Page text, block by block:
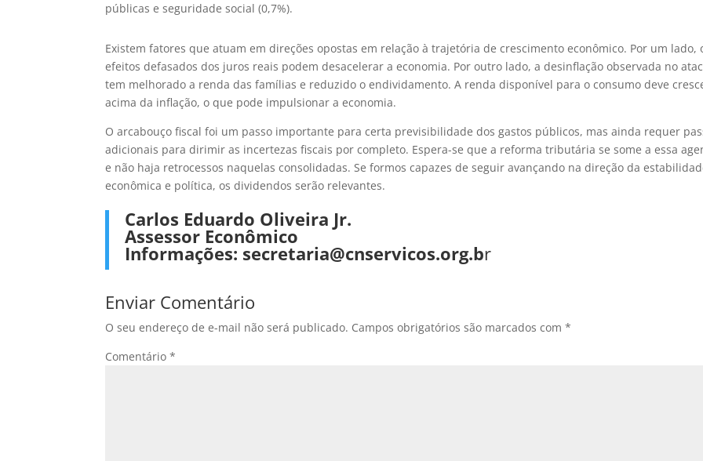
públicas e seguridade social (0,7%).
Existem fatores que atuam em direções opostas em relação à trajetória de crescimento econômico. Por um lado,
efeitos defasados dos juros reais podem desacelerar a economia. Por outro lado, a desinflação observada no
tem melhorado a renda das famílias e reduzido o endividamento. A renda disponível para o consumo deve
acima da inflação, o que pode impulsionar a economia.
O arcabouço fiscal foi um passo importante para certa previsibilidade dos gastos públicos, mas ainda requer
adicionais para dirimir as incertezas fiscais por completo. Espera-se que a reforma tributária se some a essa
e não haja retrocessos naquelas consolidadas. Se formos capazes de seguir avançando na direção da
econômica e política, os dividendos serão relevantes.
Carlos Eduardo Oliveira Jr.
Assessor Econômico
Informações: secretaria@cnservicos.org.br
Enviar Comentário
O seu endereço de e-mail não será publicado. Campos obrigatórios são marcados com*
Comentário*